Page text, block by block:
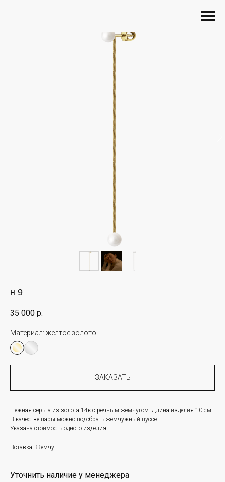
н 9
35 000 р.
Материал: желтое золото
ЗАКАЗАТЬ
Нежная серьга из золота 14к с речным жемчугом. Длина изделия 10 см.
В качестве пары можно подобрать жемчужный пуссет.
Указана стоимость одного изделия.
Вставка: Жемчуг
Уточнить наличие у менеджера